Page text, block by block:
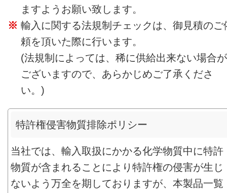
ますようお願い致します。
輸入に関する法規制チェックは、御見積のご
頼を頂いた際に行います。
(法規制によっては、稀に供給出来ない場合が
ございますので、あらかじめご了承くださ
い。)
特許権侵害物質排除ポリシー
当社では、輸入取扱にかかる化学物質中に特許
物質が含まれることにより特許権の侵害が生じ
ないよう万全を期しておりますが、本製品一覧